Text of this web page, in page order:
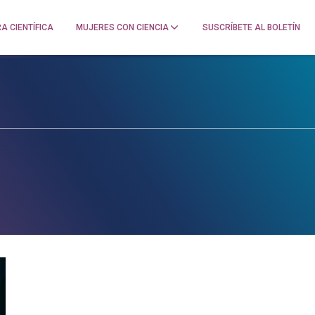
CIENTÍFICA MUJERES CON CIENCIA SUSCRÍBETE AL BOLETÍN